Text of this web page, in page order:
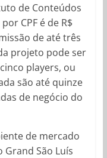
de Conteúdos
CPF é de R$
de até três
projeto pode ser
players, ou
são até quinze
de negócio do
de mercado
Grand São Luís